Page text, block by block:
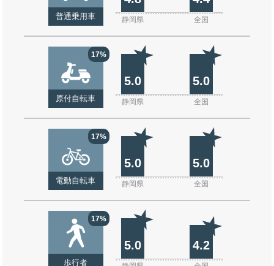
普通乗用車 静岡県 全国
17%
原付自転車
5.0 5.0
静岡県 全国
17%
電動自転車
5.0 5.0
静岡県 全国
17%
歩行者
5.0 4.2